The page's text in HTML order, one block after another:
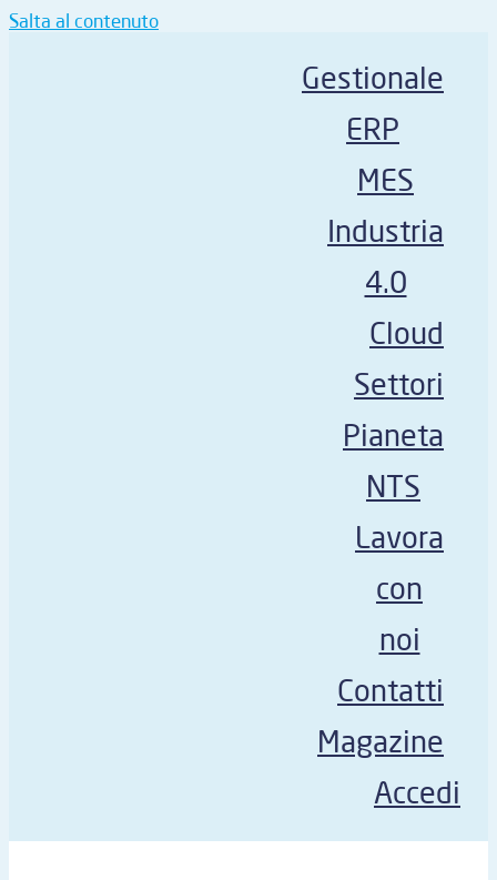
Salta al contenuto
Gestionale
ERP
MES
Industria
4.0
Cloud
Settori
Pianeta
NTS
Lavora
con
noi
Contatti
Magazine
Accedi